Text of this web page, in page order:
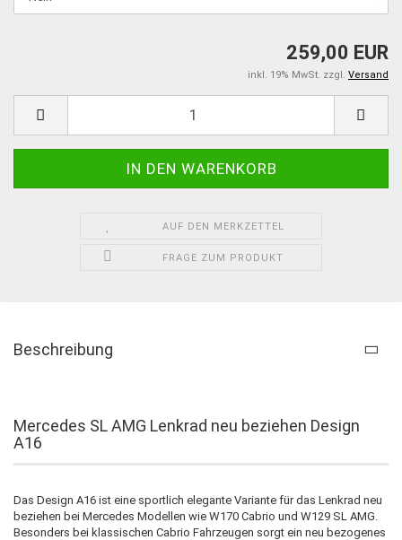
259,00 EUR
inkl. 19% MwSt. zzgl. Versand
AUF DEN MERKZETTEL
FRAGE ZUM PRODUKT
Beschreibung
Mercedes SL AMG Lenkrad neu beziehen Design
A16
Das Design A16 ist eine sportlich elegante Variante für das Lenkrad neu
beziehen bei Mercedes Modellen wie W170 Cabrio und W129 SL AMG.
Besonders bei klassischen Cabrio Fahrzeugen sorgt ein neu bezogenes